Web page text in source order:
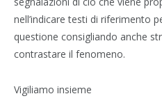
nell’indicare testi di riferimento
questione consigliando anche
contrastare il fenomeno.
Vigiliamo insieme